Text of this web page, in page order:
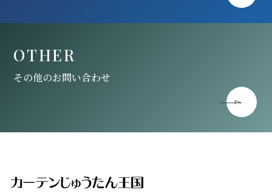
OTHER
その他のお問い合わせ